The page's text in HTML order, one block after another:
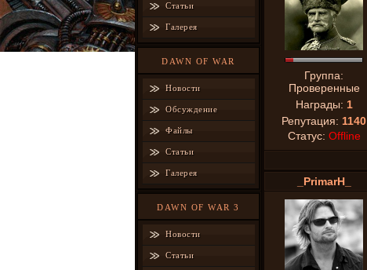
Статьи
Галерея
DAWN OF WAR
Новости
Обсуждение
Файлы
Статьи
Галерея
DAWN OF WAR 3
Новости
Статьи
Группа:
Проверенные
Награды: 1
Репутация: 1140
Статус: Offline
_PrimarH_